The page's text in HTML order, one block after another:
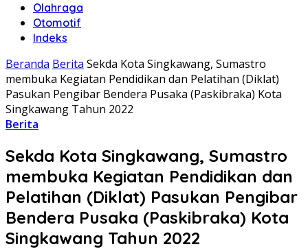
Olahraga
Otomotif
Indeks
Beranda Berita Sekda Kota Singkawang, Sumastro
membuka Kegiatan Pendidikan dan Pelatihan (Diklat)
Pasukan Pengibar Bendera Pusaka (Paskibraka) Kota
Singkawang Tahun 2022
Berita
Sekda Kota Singkawang, Sumastro
membuka Kegiatan Pendidikan dan
Pelatihan (Diklat) Pasukan Pengibar
Bendera Pusaka (Paskibraka) Kota
Singkawang Tahun 2022